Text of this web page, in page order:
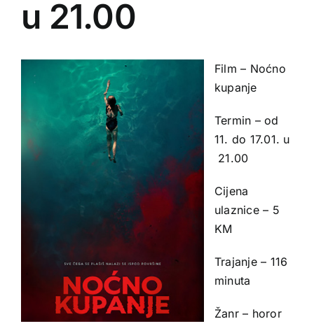
u 21.00
Film – Noćno
kupanje
Termin – od
11. do 17.01. u
21.00
Cijena
ulaznice – 5
KM
Trajanje – 116
minuta
Žanr – horor